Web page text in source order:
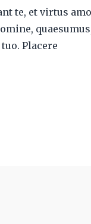
te, et virtus
Placere